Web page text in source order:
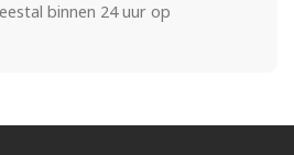
binnen 24 uur op